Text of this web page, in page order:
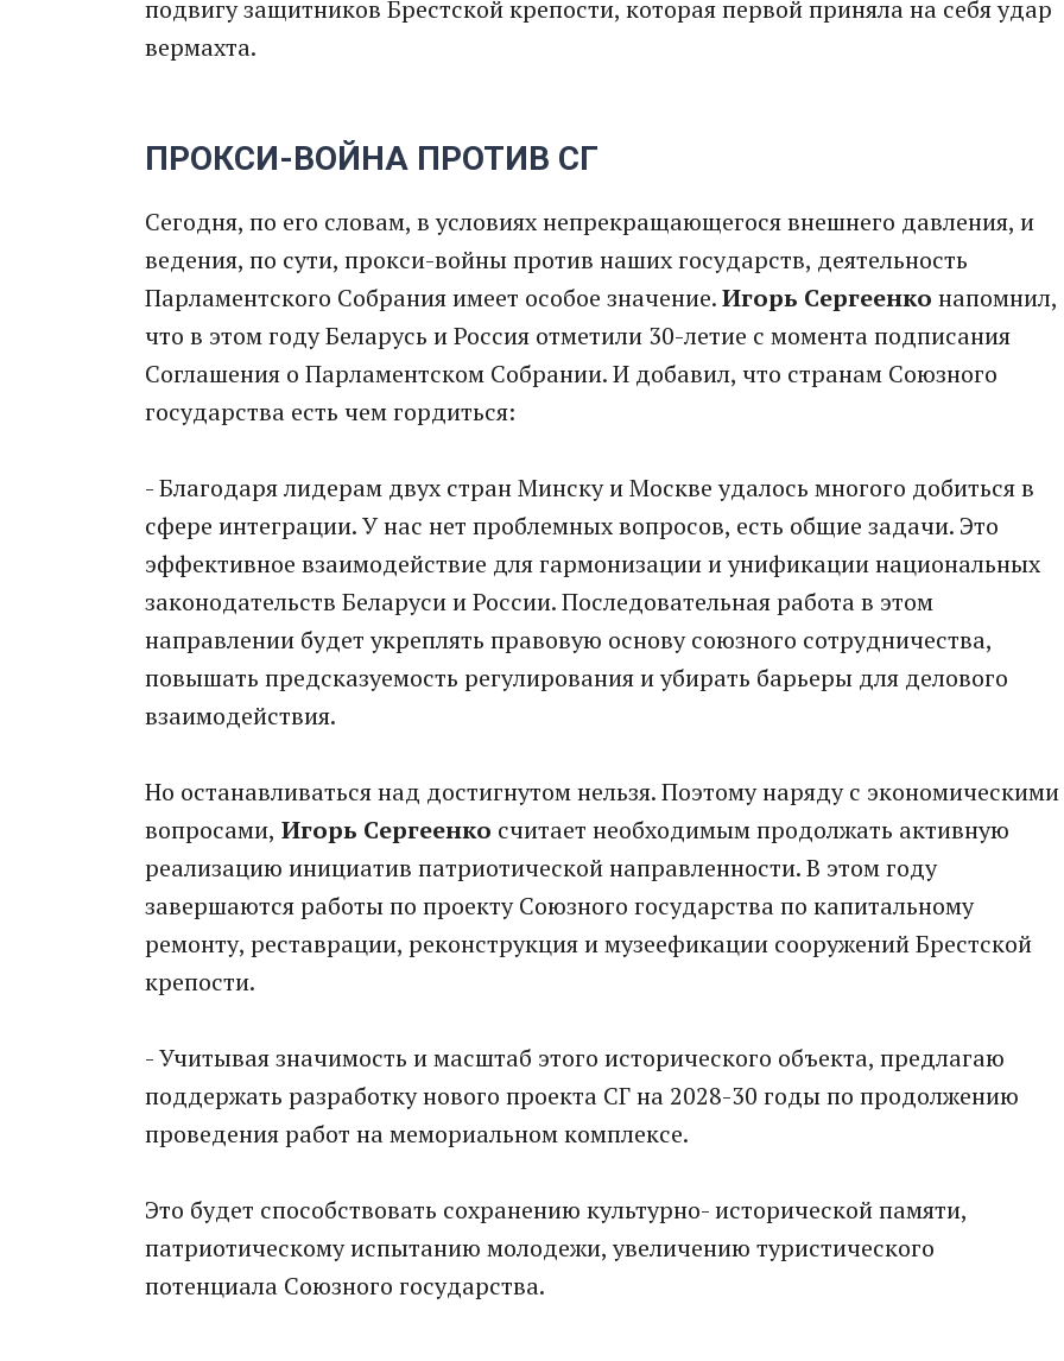
подвигу защитников Брестской крепости, которая первой приняла на себя удар
вермахта.
ПРОКСИ-ВОЙНА ПРОТИВ СГ
Сегодня, по его словам, в условиях непрекращающегося внешнего давления, и
ведения, по сути, прокси-войны против наших государств, деятельность
Парламентского Собрания имеет особое значение.Игорь Сергеенко напомнил,
что в этом году Беларусь и Россия отметили 30-летие с момента подписания
Соглашения о Парламентском Собрании. И добавил, что странам Союзного
государства есть чем гордиться:
- Благодаря лидерам двух стран Минску и Москве удалось многого добиться в
сфере интеграции. У нас нет проблемных вопросов, есть общие задачи. Это
эффективное взаимодействие для гармонизации и унификации национальных
законодательств Беларуси и России. Последовательная работа в этом
направлении будет укреплять правовую основу союзного сотрудничества,
повышать предсказуемость регулирования и убирать барьеры для делового
взаимодействия.
Но останавливаться над достигнутом нельзя. Поэтому наряду с экономическими
вопросами, Игорь Сергеенко считает необходимым продолжать активную
реализацию инициатив патриотической направленности. В этом году
завершаются работы по проекту Союзного государства по капитальному
ремонту, реставрации, реконструкция и музеефикации сооружений Брестской
крепости.
- Учитывая значимость и масштаб этого исторического объекта, предлагаю
поддержать разработку нового проекта СГ на 2028-30 годы по продолжению
проведения работ на мемориальном комплексе.
Это будет способствовать сохранению культурно- исторической памяти,
патриотическому испытанию молодежи, увеличению туристического
потенциала Союзного государства.